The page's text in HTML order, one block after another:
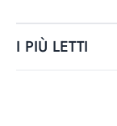
I PIÙ LETTI